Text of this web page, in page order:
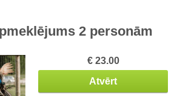
2 personām
€ 23.00
Atvērt